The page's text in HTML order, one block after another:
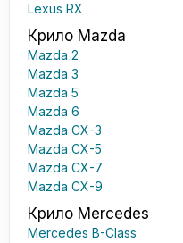
Lexus RX
Крило Mazda
Mazda 2
Mazda 3
Mazda 5
Mazda 6
Mazda CX-3
Mazda CX-5
Mazda CX-7
Mazda CX-9
Крило Mercedes
Mercedes B-Class